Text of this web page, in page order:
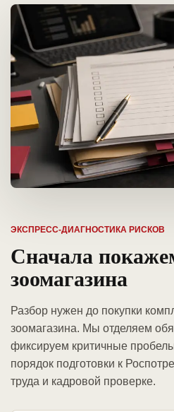
ЭКСПРЕСС-ДИАГНОСТИКА РИСКОВ
Сначала
зоомагазина
Разбор нужен до покупки
зоомагазина. Мы отделяем
фиксируем критичные
порядок подготовки к
труда и кадровой проверке.